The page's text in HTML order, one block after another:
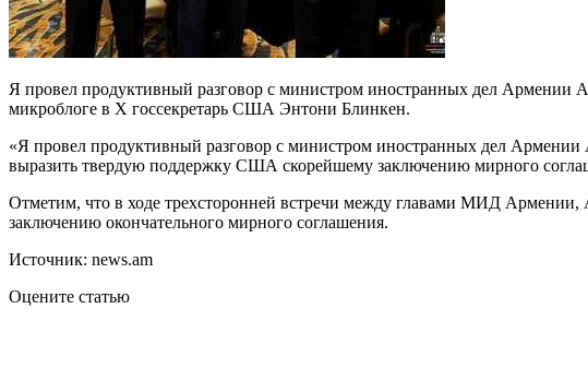
Я провел продуктивный разговор с министром иностранных дел
микроблоге в Х госсекретарь США Энтони Блинкен.
«Я провел продуктивный разговор с министром иностранных дел
выразить твердую поддержку США скорейшему заключению мирного
Отметим, что в ходе трехсторонней встречи между главами МИД
заключению окончательного мирного соглашения.
Источник: news.am
Оцените статью